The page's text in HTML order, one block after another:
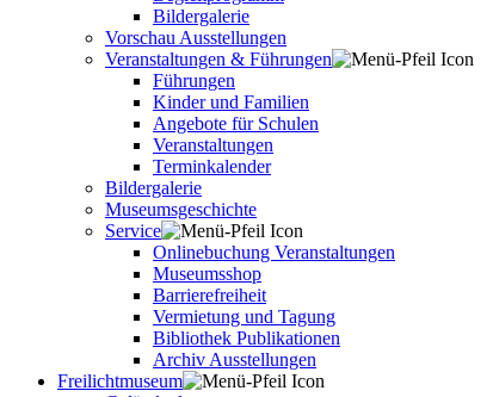
Bildergalerie
Vorschau Ausstellungen
Veranstaltungen & Führungen
Führungen
Kinder und Familien
Angebote für Schulen
Veranstaltungen
Terminkalender
Bildergalerie
Museumsgeschichte
Service
Onlinebuchung Veranstaltungen
Museumsshop
Barrierefreiheit
Vermietung und Tagung
Bibliothek Publikationen
Archiv Ausstellungen
Freilichtmuseum